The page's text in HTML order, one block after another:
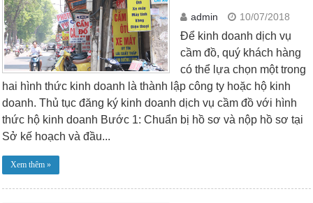
admin 10/07/2018
Để kinh doanh dịch vụ
cầm đồ, quý khách hàng
có thể lựa chọn một trong
hai hình thức kinh doanh là thành lập công ty hoặc hộ kinh
doanh. Thủ tục đăng ký kinh doanh dịch vụ cầm đồ với hình
thức hộ kinh doanh Bước 1: Chuẩn bị hồ sơ và nộp hồ sơ tại
Sở kế hoạch và đầu...
Xem thêm »